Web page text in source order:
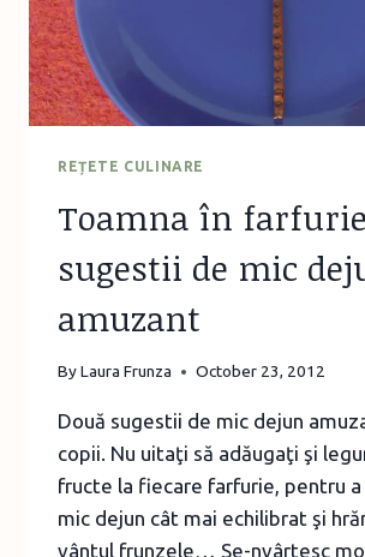
REȚETE CULINARE
Toamna în
sugestii de mic
amuzant
ByLaura Frunza October 23, 2012
Două sugestii de mic dejun
copii. Nu uitaţi să adăugaţi şi
fructe la fiecare farfurie, pentru a
mic dejun cât mai echilibrat şi
vântul frunzele… Se-nvârtesc